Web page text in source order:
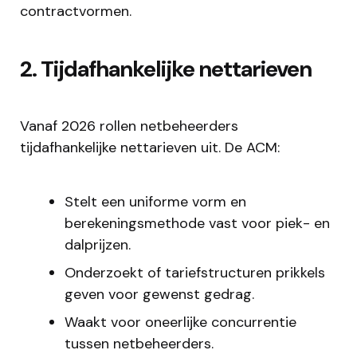
contractvormen.
2. Tijdafhankelijke nettarieven
Vanaf 2026 rollen netbeheerders
tijdafhankelijke nettarieven uit. De ACM:
Stelt een uniforme vorm en
berekeningsmethode vast voor piek- en
dalprijzen.
Onderzoekt of tariefstructuren prikkels
geven voor gewenst gedrag.
Waakt voor oneerlijke concurrentie
tussen netbeheerders.